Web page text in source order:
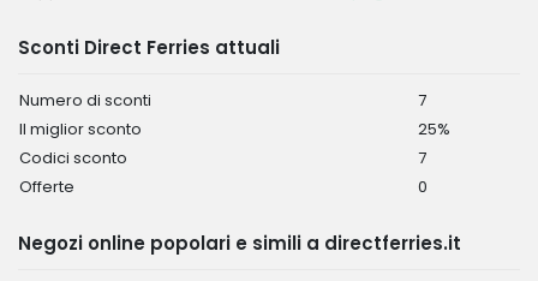
Sconti Direct Ferries attuali
Numero di sconti
7
Il miglior sconto
25%
Codici sconto
7
Offerte
0
Negozi online popolari e simili a directferries.it